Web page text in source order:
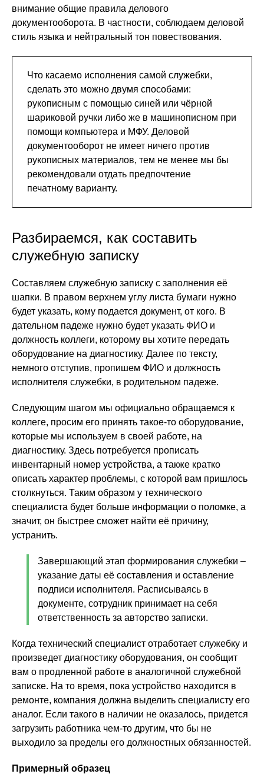
внимание общие правила делового
документооборота. В частности, соблюдаем деловой
стиль языка и нейтральный тон повествования.
Что касаемо исполнения самой служебки,
сделать это можно двумя способами:
рукописным с помощью синей или чёрной
шариковой ручки либо же в машинописном при
помощи компьютера и МФУ. Деловой
документооборот не имеет ничего против
рукописных материалов, тем не менее мы бы
рекомендовали отдать предпочтение
печатному варианту.
Разбираемся, как составить
служебную записку
Составляем служебную записку с заполнения её
шапки. В правом верхнем углу листа бумаги нужно
будет указать, кому подается документ, от кого. В
дательном падеже нужно будет указать ФИО и
должность коллеги, которому вы хотите передать
оборудование на диагностику. Далее по тексту,
немного отступив, пропишем ФИО и должность
исполнителя служебки, в родительном падеже.
Следующим шагом мы официально обращаемся к
коллеге, просим его принять такое-то оборудование,
которые мы используем в своей работе, на
диагностику. Здесь потребуется прописать
инвентарный номер устройства, а также кратко
описать характер проблемы, с которой вам пришлось
столкнуться. Таким образом у технического
специалиста будет больше информации о поломке, а
значит, он быстрее сможет найти её причину,
устранить.
Завершающий этап формирования служебки –
указание даты её составления и оставление
подписи исполнителя. Расписываясь в
документе, сотрудник принимает на себя
ответственность за авторство записки.
Когда технический специалист отработает служебку и
произведет диагностику оборудования, он сообщит
вам о продленной работе в аналогичной служебной
записке. На то время, пока устройство находится в
ремонте, компания должна выделить специалисту его
аналог. Если такого в наличии не оказалось, придется
загрузить работника чем-то другим, что бы не
выходило за пределы его должностных обязанностей.
Примерный образец